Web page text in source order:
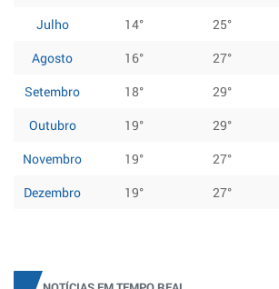
Julho
14° 25°
Agosto
16° 27°
Setembro
18° 29°
Outubro
19° 29°
Novembro
19° 27°
Dezembro
19° 27°